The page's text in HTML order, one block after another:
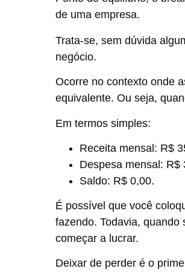
de uma empresa.
Trata-se, sem dúvida
negócio.
Ocorre no contexto onde
equivalente. Ou seja,
Em termos simples:
Receita mensal: R$
Despesa mensal: R$
Saldo: R$ 0,00.
É possível que você
fazendo. Todavia,
começar a lucrar.
Deixar de perder é o